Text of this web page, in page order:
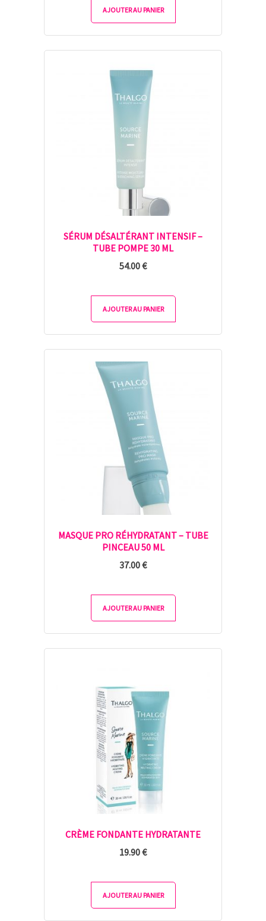
AJOUTER AU PANIER
SÉRUM DÉSALTÉRANT INTENSIF –
TUBE POMPE 30 ML
54.00€
AJOUTER AU PANIER
MASQUE PRO RÉHYDRATANT – TUBE
PINCEAU 50 ML
37.00€
AJOUTER AU PANIER
CRÈME FONDANTE HYDRATANTE
19.90€
AJOUTER AU PANIER